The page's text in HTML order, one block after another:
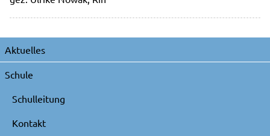
Navigation
Aktuelles
Schule
Schulleitung
Kontakt